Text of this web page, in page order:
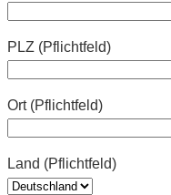
PLZ (Pflichtfeld)
Ort (Pflichtfeld)
Land (Pflichtfeld)